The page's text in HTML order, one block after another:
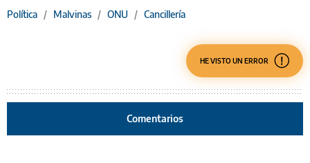
Política / Malvinas / ONU / Cancillería
HE VISTO UN ERROR
Comentarios